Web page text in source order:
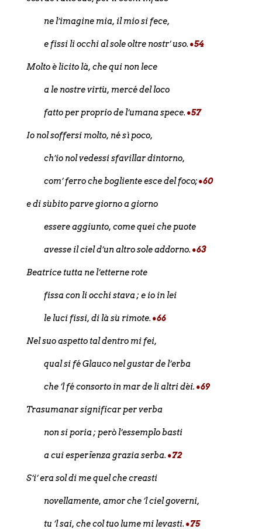
ne l’imagine mia, il mio si fece,
e fissi li occhi al sole oltre nostr’ uso. •54
Molto è licito là, che qui non lece
a le nostre virtù, mercé del loco
fatto per proprio de l’umana spece. •57
Io nol soffersi molto, né sì poco,
ch’io nol vedessi sfavillar dintorno,
com’ ferro che bogliente esce del foco;•60
e di sùbito parve giorno a giorno
essere aggiunto, come quei che puote
avesse il ciel d’un altro sole addorno. •63
Beatrice tutta ne l’etterne rote
fissa con li occhi stava ; e io in lei
le luci fissi, di là sù rimote. •66
Nel suo aspetto tal dentro mi fei,
qual si fé Glauco nel gustar de l’erba
che ’l fé consorto in mar de li altri dèi. •69
Trasumanar significar per verba
non si poria ; però l’essemplo basti
a cui esperïenza grazia serba. •72
S’i’ era sol di me quel che creasti
novellamente, amor che ’l ciel governi,
tu ’l sai, che col tuo lume mi levasti. •75